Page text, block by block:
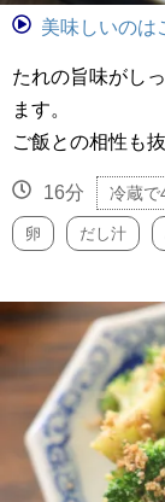
美味しいのは
たれの旨味がし
ます。
ご飯との相性も抜
16分 冷蔵で
卵 だし汁